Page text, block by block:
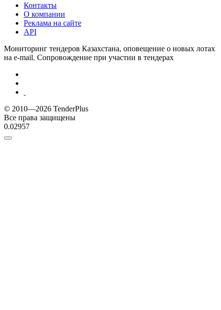
Контакты
О компании
Реклама на сайте
API
Мониторинг тендеров Казахстана, оповещение о новых лотах
на e-mail. Сопровождение при участии в тендерах
© 2010—2026 TenderPlus
Все права защищены
0.02957